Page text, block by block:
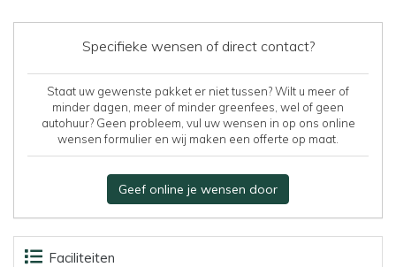
Specifieke wensen of direct contact?
Staat uw gewenste pakket er niet tussen? Wilt u meer of
minder dagen, meer of minder greenfees, wel of geen
autohuur? Geen probleem, vul uw wensen in op ons online
wensen formulier en wij maken een offerte op maat.
Geef online je wensen door
Faciliteiten